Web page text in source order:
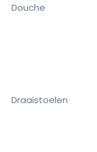
Douche
Draaistoelen